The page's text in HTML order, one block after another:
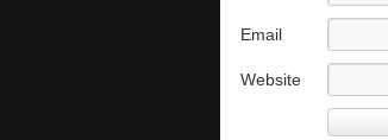
Email
Website